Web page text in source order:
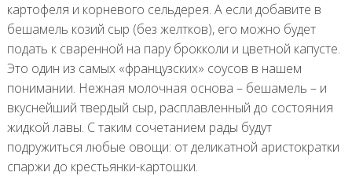
картофеля и корневого сельдерея. А если добавите в
бешамель козий сыр (без желтков), его можно будет
подать к сваренной на пару брокколи и цветной капусте.
Это один из самых «французских» соусов в нашем
понимании. Нежная молочная основа – бешамель – и
вкуснейший твердый сыр, расплавленный до состояния
жидкой лавы. С таким сочетанием рады будут
подружиться любые овощи: от деликатной аристократки
спаржи до крестьянки-картошки.